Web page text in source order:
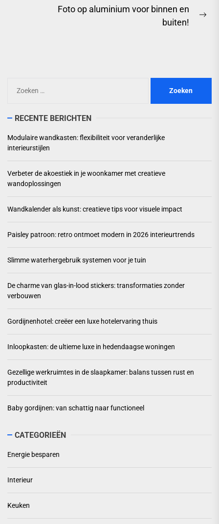
Foto op aluminium voor binnen en
buiten!
naar:
RECENTE BERICHTEN
Modulaire wandkasten: flexibiliteit voor veranderlijke
interieurstijlen
Verbeter de akoestiek in je woonkamer met creatieve
wandoplossingen
Wandkalender als kunst: creatieve tips voor visuele impact
Paisley patroon: retro ontmoet modern in 2026 interieurtrends
Slimme waterhergebruik systemen voor je tuin
De charme van glas-in-lood stickers: transformaties zonder
verbouwen
Gordijnenhotel: creëer een luxe hotelervaring thuis
Inloopkasten: de ultieme luxe in hedendaagse woningen
Gezellige werkruimtes in de slaapkamer: balans tussen rust en
productiviteit
Baby gordijnen: van schattig naar functioneel
CATEGORIEËN
Energie besparen
Interieur
Keuken